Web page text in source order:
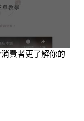
費者更了解你的